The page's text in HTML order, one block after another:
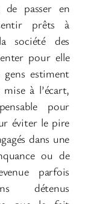
de passer en
prêts à
société des
pour elle
estiment
à l’écart,
pour
éviter le pire
dans une
ou de
parfois
détenus